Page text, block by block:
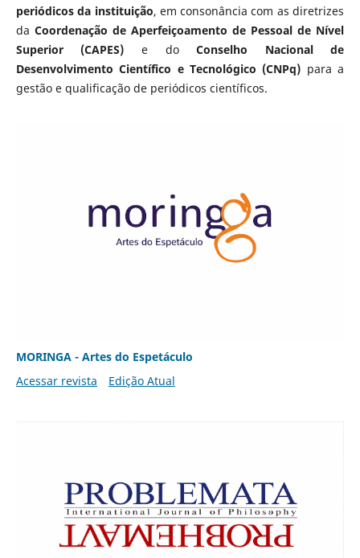
periódicos da instituição, em consonância com as diretrizes
da Coordenação de Aperfeiçoamento de Pessoal de Nível
Superior (CAPES) e doConselho Nacional de
Desenvolvimento Científico e Tecnológico (CNPq) para a
gestão e qualificação de periódicos científicos.
MORINGA - Artes do Espetáculo
Acessar revista
Edição Atual